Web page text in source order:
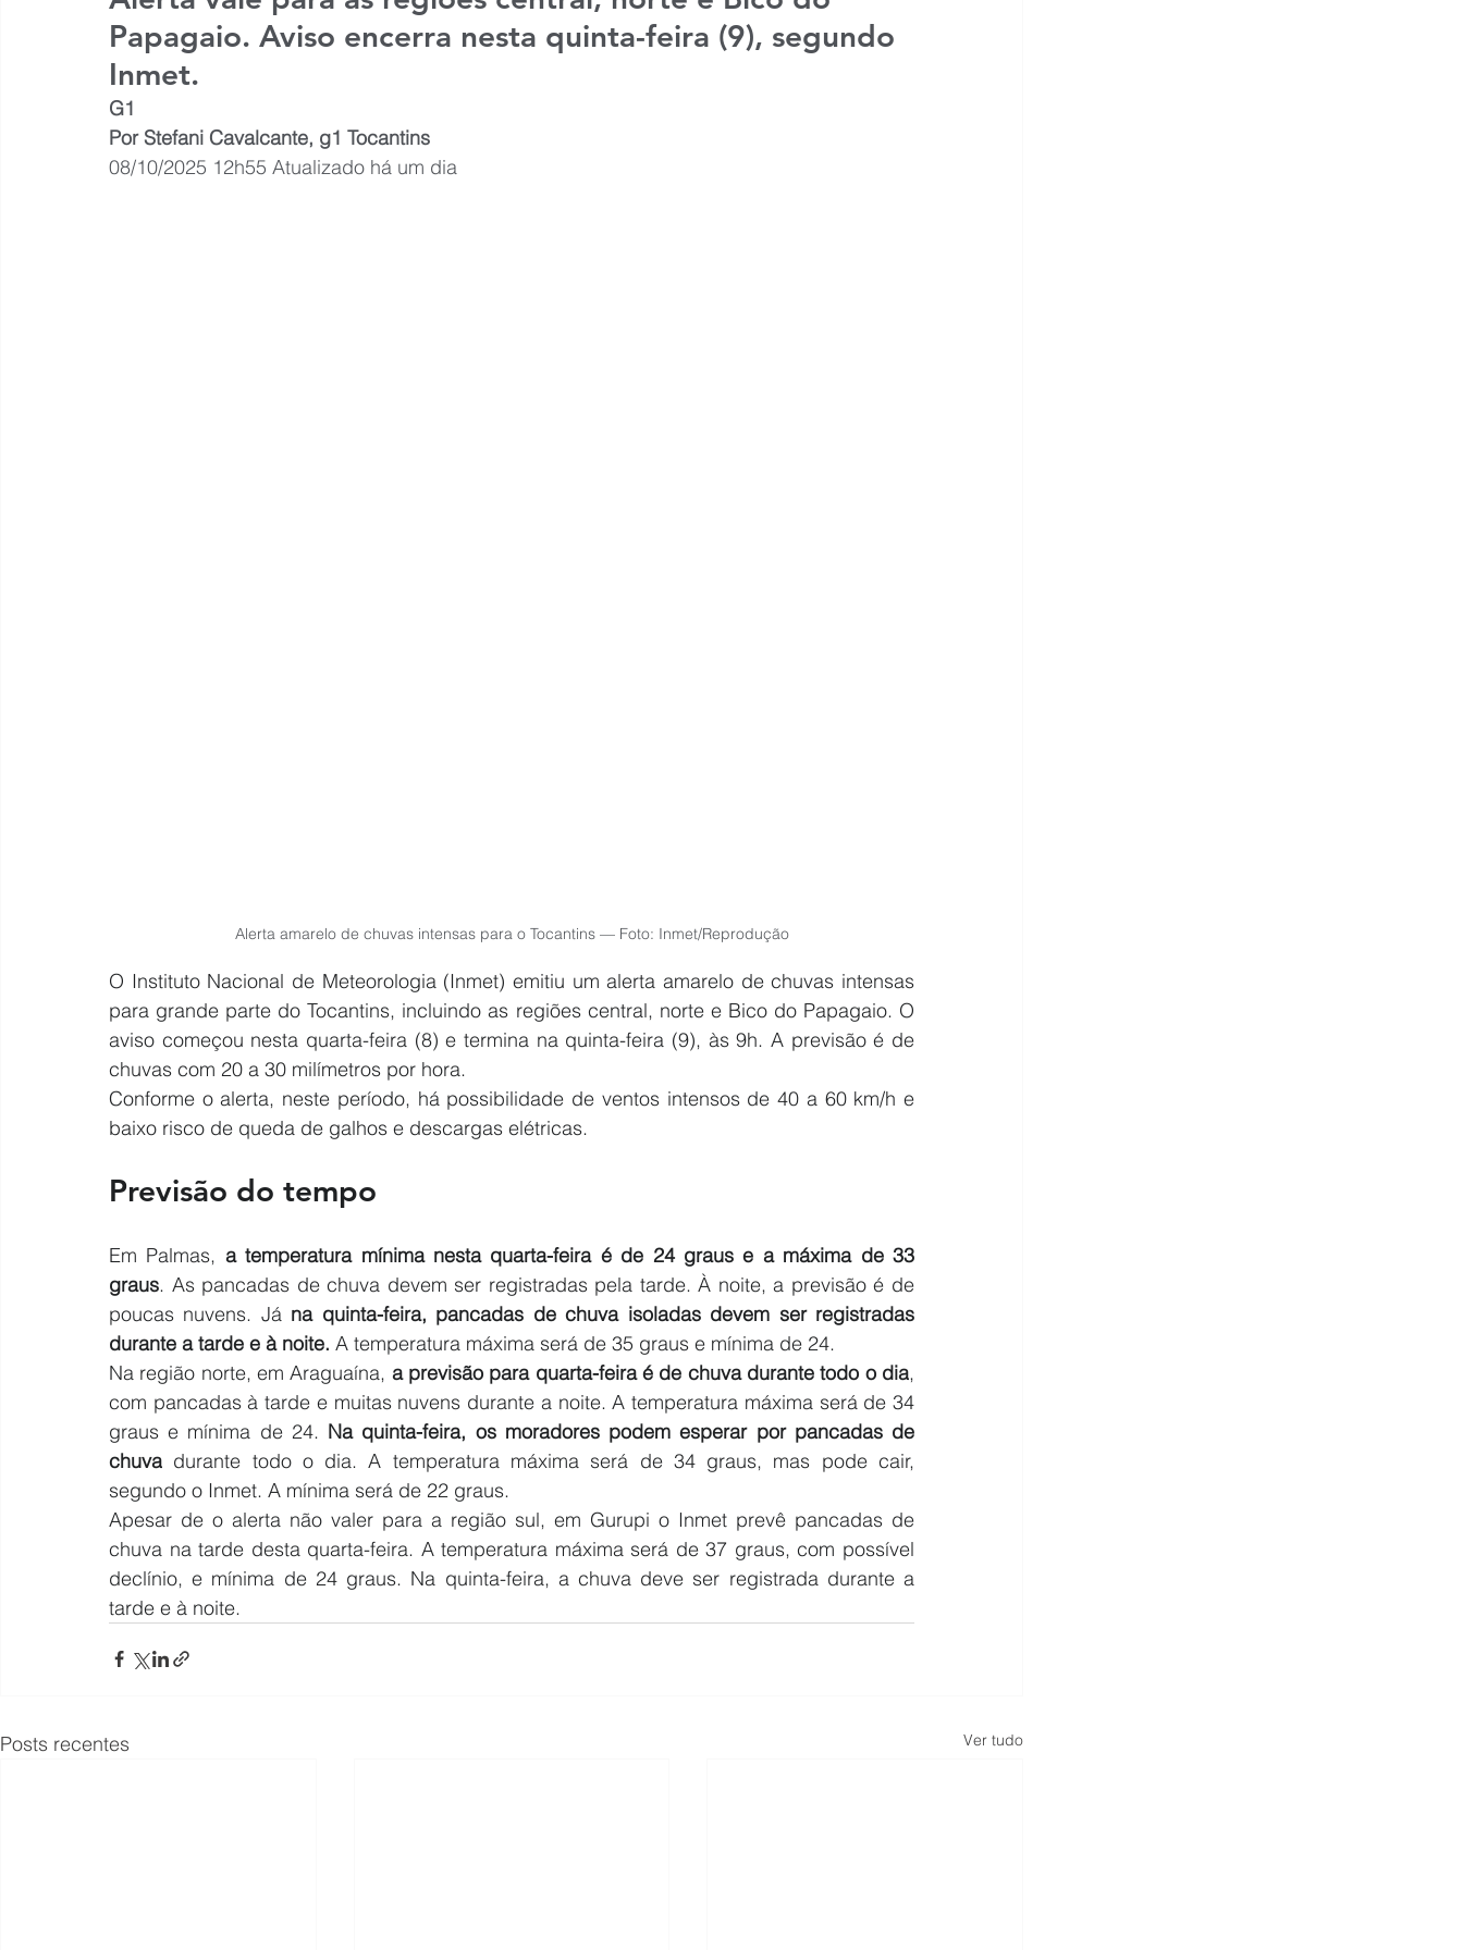
Papagaio. Aviso encerra nesta quinta-feira (9), segundo
Inmet.
G1
Por Stefani Cavalcante, g1 Tocantins
08/10/2025 12h55 Atualizado há um dia
Alerta amarelo de chuvas intensas para o Tocantins — Foto: Inmet/Reprodução
O Instituto Nacional de Meteorologia (Inmet) emitiu um alerta amarelo de chuvas intensas
para grande parte do Tocantins, incluindo as regiões central, norte e Bico do Papagaio. O
aviso começou nesta quarta-feira (8) e termina na quinta-feira (9), às 9h. A previsão é de
chuvas com 20 a 30 milímetros por hora.
Conforme o alerta, neste período, há possibilidade de ventos intensos de 40 a 60 km/h e
baixo risco de queda de galhos e descargas elétricas.
Previsão do tempo
Em Palmas, a temperatura mínima nesta quarta-feira é de 24 graus e a máxima de 33
graus. As pancadas de chuva devem ser registradas pela tarde. À noite, a previsão é de
poucas nuvens. Já na quinta-feira, pancadas de chuva isoladas devem ser registradas
durante a tarde e à noite. A temperatura máxima será de 35 graus e mínima de 24.
Na região norte, em Araguaína, a previsão para quarta-feira é de chuva durante todo o dia,
com pancadas à tarde e muitas nuvens durante a noite. A temperatura máxima será de 34
graus e mínima de 24. Na quinta-feira, os moradores podem esperar por pancadas de
chuva durante todo o dia. A temperatura máxima será de 34 graus, mas pode cair,
segundo o Inmet. A mínima será de 22 graus.
Apesar de o alerta não valer para a região sul, em Gurupi o Inmet prevê pancadas de
chuva na tarde desta quarta-feira. A temperatura máxima será de 37 graus, com possível
declínio, e mínima de 24 graus. Na quinta-feira, a chuva deve ser registrada durante a
tarde e à noite.
Posts recentes Ver tudo